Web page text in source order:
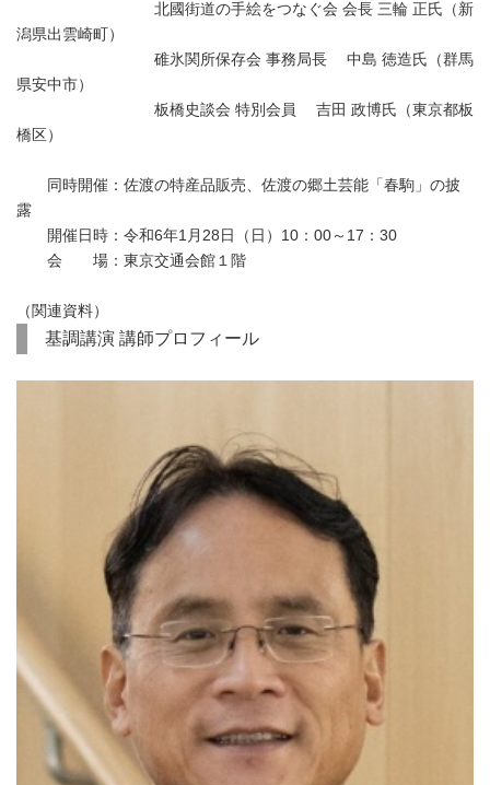
北國街道の手絵をつなぐ会 会長 三輪 正氏（新
潟県出雲崎町）
碓氷関所保存会 事務局長 中島 徳造氏（群馬
県安中市）
板橋史談会 特別会員 吉田 政博氏（東京都板
橋区）
同時開催：佐渡の特産品販売、佐渡の郷土芸能「春駒」の披
露
開催日時：令和6年1月28日（日）10：00～17：30
会 場：東京交通会館１階
（関連資料）
基調講演 講師プロフィール